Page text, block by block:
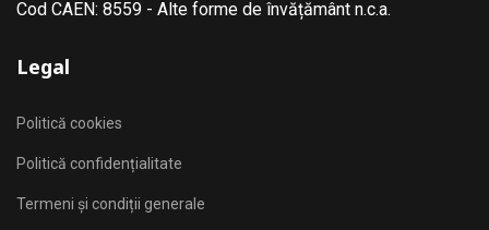
Cod CAEN: 8559 - Alte forme de învățământ n.c.a.
Legal
Politică cookies
Politică confidențialitate
Termeni și condiții generale